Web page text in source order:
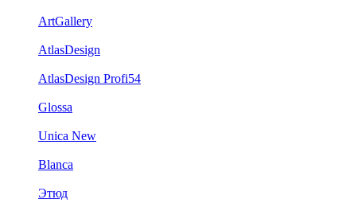
ArtGallery
AtlasDesign
AtlasDesign Profi54
Glossa
Unica New
Blanca
Этюд